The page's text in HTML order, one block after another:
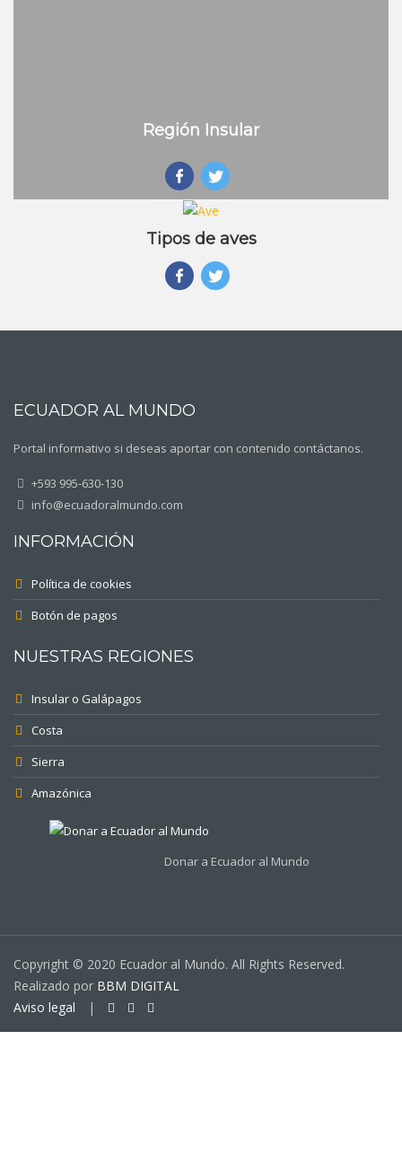
Región Insular
Tipos de aves
ECUADOR AL MUNDO
Portal informativo si deseas aportar con contenido contáctanos.
+593 995-630-130
info@ecuadoralmundo.com
INFORMACIÓN
Política de cookies
Botón de pagos
NUESTRAS REGIONES
Insular o Galápagos
Costa
Sierra
Amazónica
Donar a Ecuador al Mundo
Copyright © 2020 Ecuador al Mundo. All Rights Reserved.
Realizado por BBM DIGITAL
Aviso legal
|